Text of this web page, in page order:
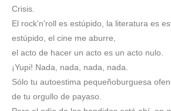
Crisis.
El rock'n'roll es estúpido, la literatura es
estúpido, el cine me aburre,
el acto de hacer un acto es un acto nulo.
¡Yupi! Nada, nada, nada, nada.
Sólo tu autoestima pequeñoburguesa
de tu orgullo de payaso.